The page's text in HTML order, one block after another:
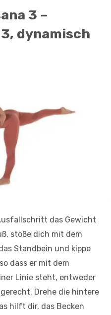
3 –
dynamisch
das Gewicht
stoße dich mit dem
Standbein und kippe
dass er mit dem
Linie steht, entweder
Drehe die hintere
hilft dir, das Becken